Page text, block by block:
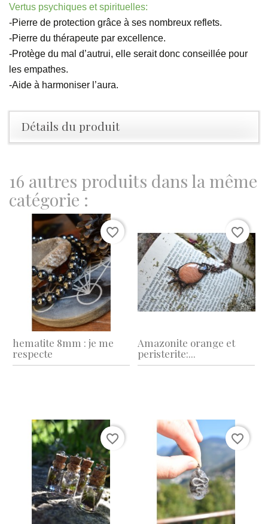
Vertus psychiques et spirituelles:
-Pierre de protection grâce à ses nombreux reflets.
-Pierre du thérapeute par excellence.
-Protège du mal d’autrui, elle serait donc conseillée pour
les empathes.
-Aide à harmoniser l’aura.
Détails du produit
16 autres produits dans la même
catégorie :
hematite 8mm : je me
respecte
favorite_border
Amazonite orange et
peristerite:...
favorite_border
favorite_border favorite_border